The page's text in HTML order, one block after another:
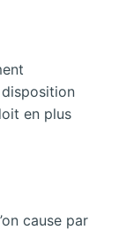
disposition
en plus
cause par